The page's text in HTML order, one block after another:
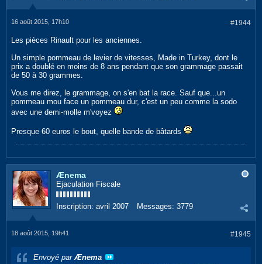
#1944
16 août 2015, 17h10
Les pièces Rinault pour les anciennes.
Un simple pommeau de levier de vitesses, Made in Turkey, dont le
prix a doublé en moins de 8 ans pendant que son grammage passait
de 50 à 30 grammes.
Vous me direz, le grammage, on s'en bat la race. Sauf que...un
pommeau mou face un pommeau dur, c'est un peu comme la sodo
avec une demi-molle m'voyez
Presque 60 euros le bout, quelle bande de bâtards
Ænema
Ejaculation Fiscale
Inscription: avril 2007 Messages: 3779
#1945
18 août 2015, 19h41
Envoyé parÆnema